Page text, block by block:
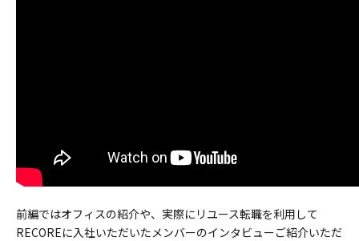
前編ではオフィスの紹介や、実際にリユース転職を利用して
RECOREに入社いただいたメンバーのインタビューご紹介いただ